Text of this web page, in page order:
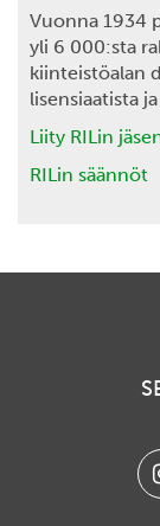
Vuonna 1934
yli 6 000:sta
kiinteistöalan
lisensiaatista
Liity RILin
RILin säännöt